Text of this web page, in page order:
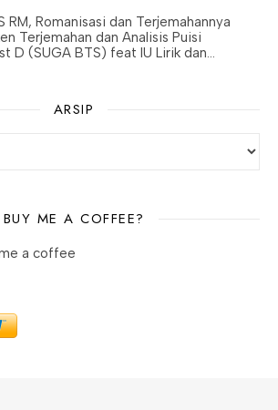
RM, Romanisasi dan Terjemahannya
Terjemahan dan Analisis Puisi
D (SUGA BTS) feat IU Lirik dan…
ARSIP
BUY ME A COFFEE?
a coffee